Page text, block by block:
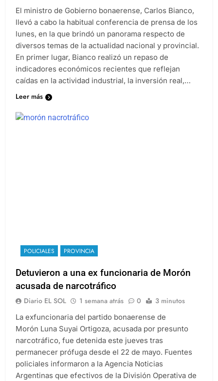
El ministro de Gobierno bonaerense, Carlos Bianco,
llevó a cabo la habitual conferencia de prensa de los
lunes, en la que brindó un panorama respecto de
diversos temas de la actualidad nacional y provincial.
En primer lugar, Bianco realizó un repaso de
indicadores económicos recientes que reflejan
caídas en la actividad industrial, la inversión real,…
Leer más
POLICIALES PROVINCIA
Detuvieron a una ex funcionaria de Morón
acusada de narcotráfico
Diario EL SOL 1 semana atrás 0 3 minutos
La exfuncionaria del partido bonaerense de
Morón Luna Suyai Ortigoza, acusada por presunto
narcotráfico, fue detenida este jueves tras
permanecer prófuga desde el 22 de mayo. Fuentes
policiales informaron a la Agencia Noticias
Argentinas que efectivos de la División Operativa de